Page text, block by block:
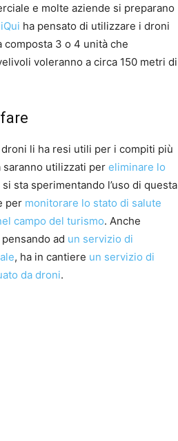
e molte aziende si preparano
ha pensato di utilizzare i droni
composta 3 o 4 unità che
voleranno a circa 150 metri di
li ha resi utili per i compiti più
saranno utilizzati per eliminare lo
si sta sperimentando l’uso di questa
per monitorare lo stato di salute
campo del turismo. Anche
ad un servizio di
, ha in cantiere un servizio di
da droni.